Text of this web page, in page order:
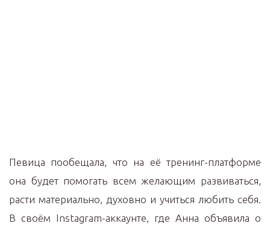
Певица пообещала, что на её тренинг-платформе
она будет помогать всем желающим развиваться,
расти материально, духовно и учиться любить себя.
В своём Instagram-аккаунте, где Анна объявила о